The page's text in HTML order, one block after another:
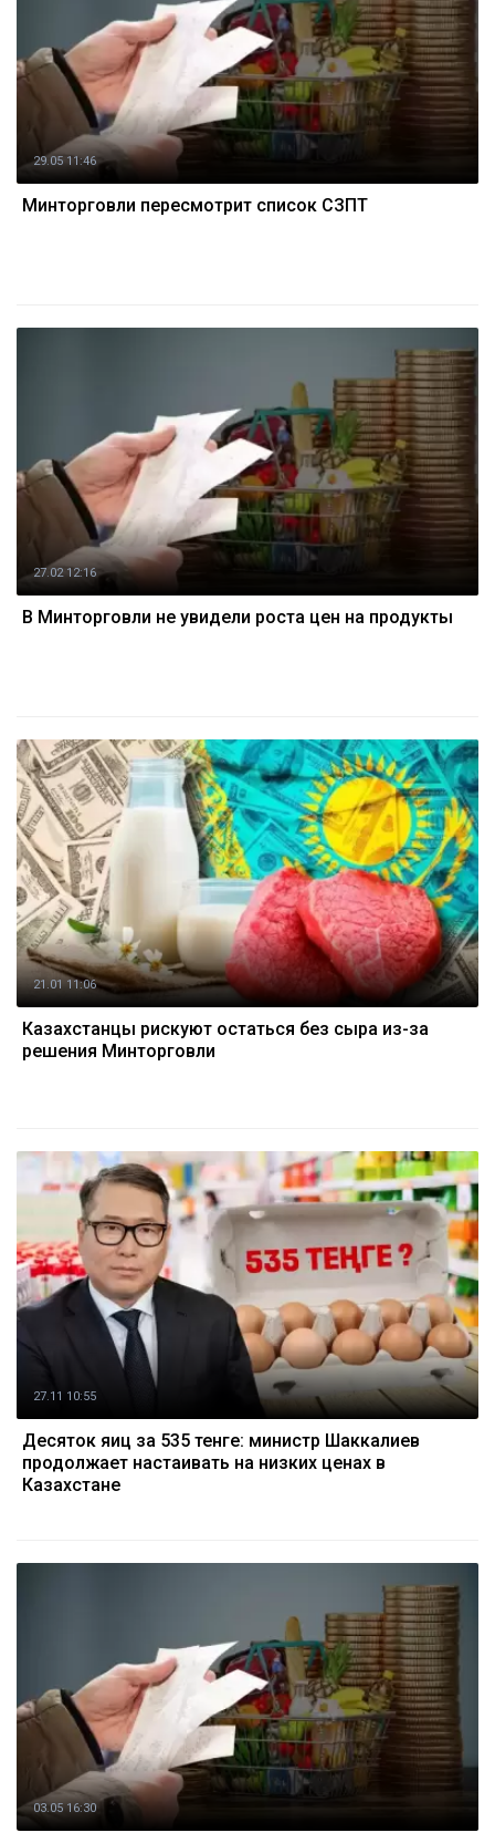
29.05 11:46
Минторговли пересмотрит список СЗПТ
27.02 12:16
В Минторговли не увидели роста цен на продукты
21.01 11:06
Казахстанцы рискуют остаться без сыра из-за
решения Минторговли
27.11 10:55
Десяток яиц за 535 тенге: министр Шаккалиев
продолжает настаивать на низких ценах в
Казахстане
03.05 16:30